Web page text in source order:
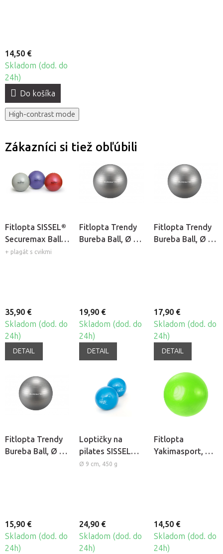
14,50 €
Skladom (dod. do
24h)
Do košíka
High-contrast mode
Zákazníci si tiež obľúbili
Fitlopta SISSEL®
Securemax Ball -
Ø 65 cm
+ plagát s cvikmi
35,90 €
Skladom (dod. do
24h)
DETAIL
Fitlopta Trendy
Bureba Ball, Ø 75
19,90 €
Skladom (dod. do
24h)
DETAIL
Fitlopta Trendy
Bureba Ball, Ø 65
17,90 €
Skladom (dod. do
24h)
DETAIL
Fitlopta Trendy
Bureba Ball, Ø 55
15,90 €
Skladom (dod. do
24h)
Loptičky na
pilates SISSEL®
PILATES Toning
Ø 9 cm, 450 g
24,90 €
Skladom (dod. do
24h)
Fitlopta
Yakimasport, Ø
14,50 €
Skladom (dod. do
24h)